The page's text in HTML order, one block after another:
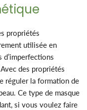
propriétés
utilisée en
d’imperfections
des propriétés
réguler la formation de
Ce type de masque
si vous voulez faire